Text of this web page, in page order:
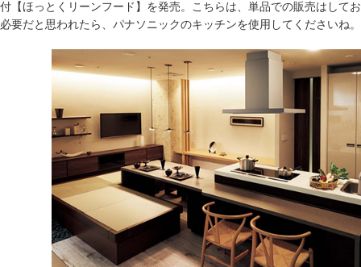
付【ほっとくリーンフード】を発売。こちらは、単品での販売はして
必要だと思われたら、パナソニックのキッチンを使用してくださいね。